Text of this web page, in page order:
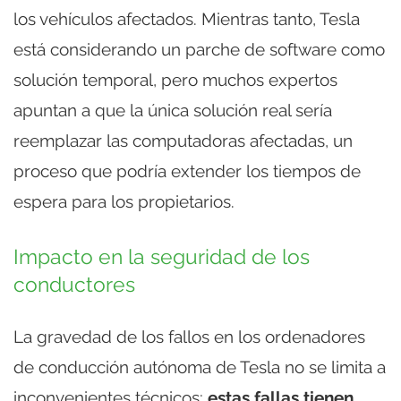
los vehículos afectados. Mientras tanto, Tesla
está considerando un parche de software como
solución temporal, pero muchos expertos
apuntan a que la única solución real sería
reemplazar las computadoras afectadas, un
proceso que podría extender los tiempos de
espera para los propietarios.
Impacto en la seguridad de los
conductores
La gravedad de los fallos en los ordenadores
de conducción autónoma de Tesla no se limita a